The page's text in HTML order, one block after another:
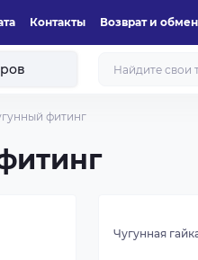
Контакты Возврат и обмен
фитинг
Чугунная